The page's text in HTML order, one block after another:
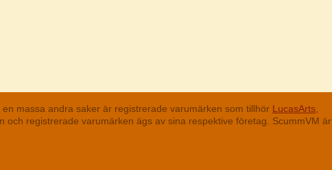
massa andra saker är registrerade varumärken som tillhör LucasArts,
och registrerade varumärken ägs av sina respektive företag. ScummVM är